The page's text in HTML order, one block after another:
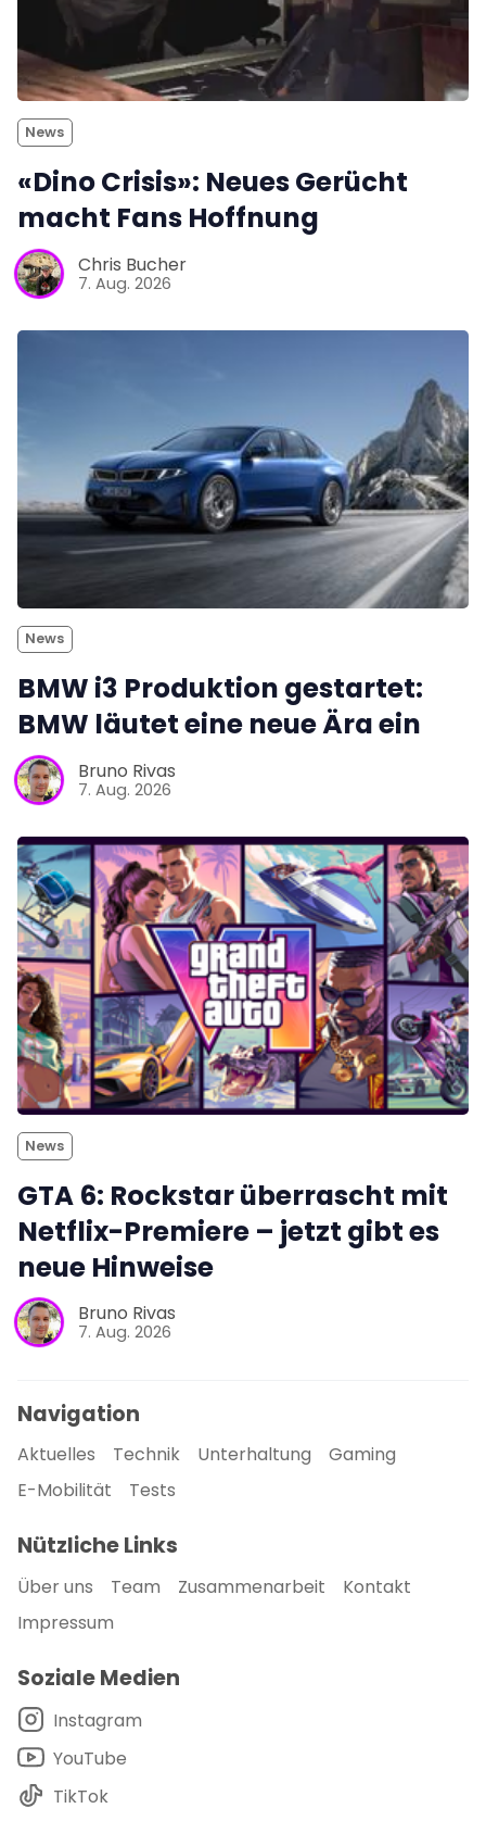
News
«Dino Crisis»: Neues Gerücht
macht Fans Hoffnung
Chris Bucher
7. Aug. 2026
News
BMW i3 Produktion gestartet:
BMW läutet eine neue Ära ein
Bruno Rivas
7. Aug. 2026
News
GTA 6: Rockstar überrascht mit
Netflix-Premiere – jetzt gibt es
neue Hinweise
Bruno Rivas
7. Aug. 2026
Navigation
Aktuelles Technik Unterhaltung
Gaming
E-Mobilität
Tests
Nützliche Links
Über uns Team Zusammenarbeit
Kontakt
Impressum
Soziale Medien
Instagram
YouTube
TikTok